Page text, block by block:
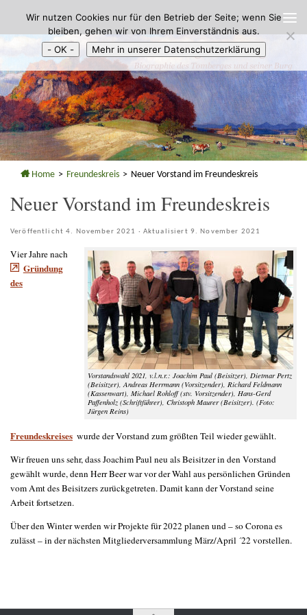
Zum Inhalt springen
Home > Freundeskreis > Neuer Vorstand im Freundeskreis
Neuer Vorstand im Freundeskreis
Veröffentlicht4. November 2021 · Aktualisiert 9. November 2021
Vorstandswahl 2021, v.l.n.r.: Joachim Paul (Beisitzer), Dietmar Pertz
(Beisitzer), Andreas Herrmann (Vorsitzender), Richard Feldmann
(Kassenwart), Michael Rohloff (stv. Vorsitzender), Hans-Gerd
Paffenholz (Schriftführer), Christoph Maurer (Beisitzer). (Foto:
Jürgen Reins)
Vier Jahre nach
Gründung
des
Freundeskreises wurde der Vorstand zum größten Teil wieder gewählt.
Wir freuen uns sehr, dass Joachim Paul neu als Beisitzer in den Vorstand
gewählt wurde, denn Herr Beer war vor der Wahl aus persönlichen Gründen
vom Amt des Beisitzers zurückgetreten. Damit kann der Vorstand seine
Arbeit fortsetzen.
Über den Winter werden wir Projekte für 2022 planen und – so Corona es
zulässt – in der nächsten Mitgliederversammlung März/April ´22 vorstellen.
Wir nutzen Cookies nur für den Betrieb der Seite; wenn Sie
bleiben, gehen wir von Ihrem Einverständnis aus.
- OK -
Mehr in unserer Datenschutzerklärung